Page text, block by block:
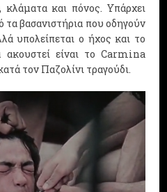
και πόνος. Υπάρχει
τα βασανιστήρια που οδηγούν
υπολείπεται ο ήχος και το
είναι το Carmina
τον Παζολίνι τραγούδι.